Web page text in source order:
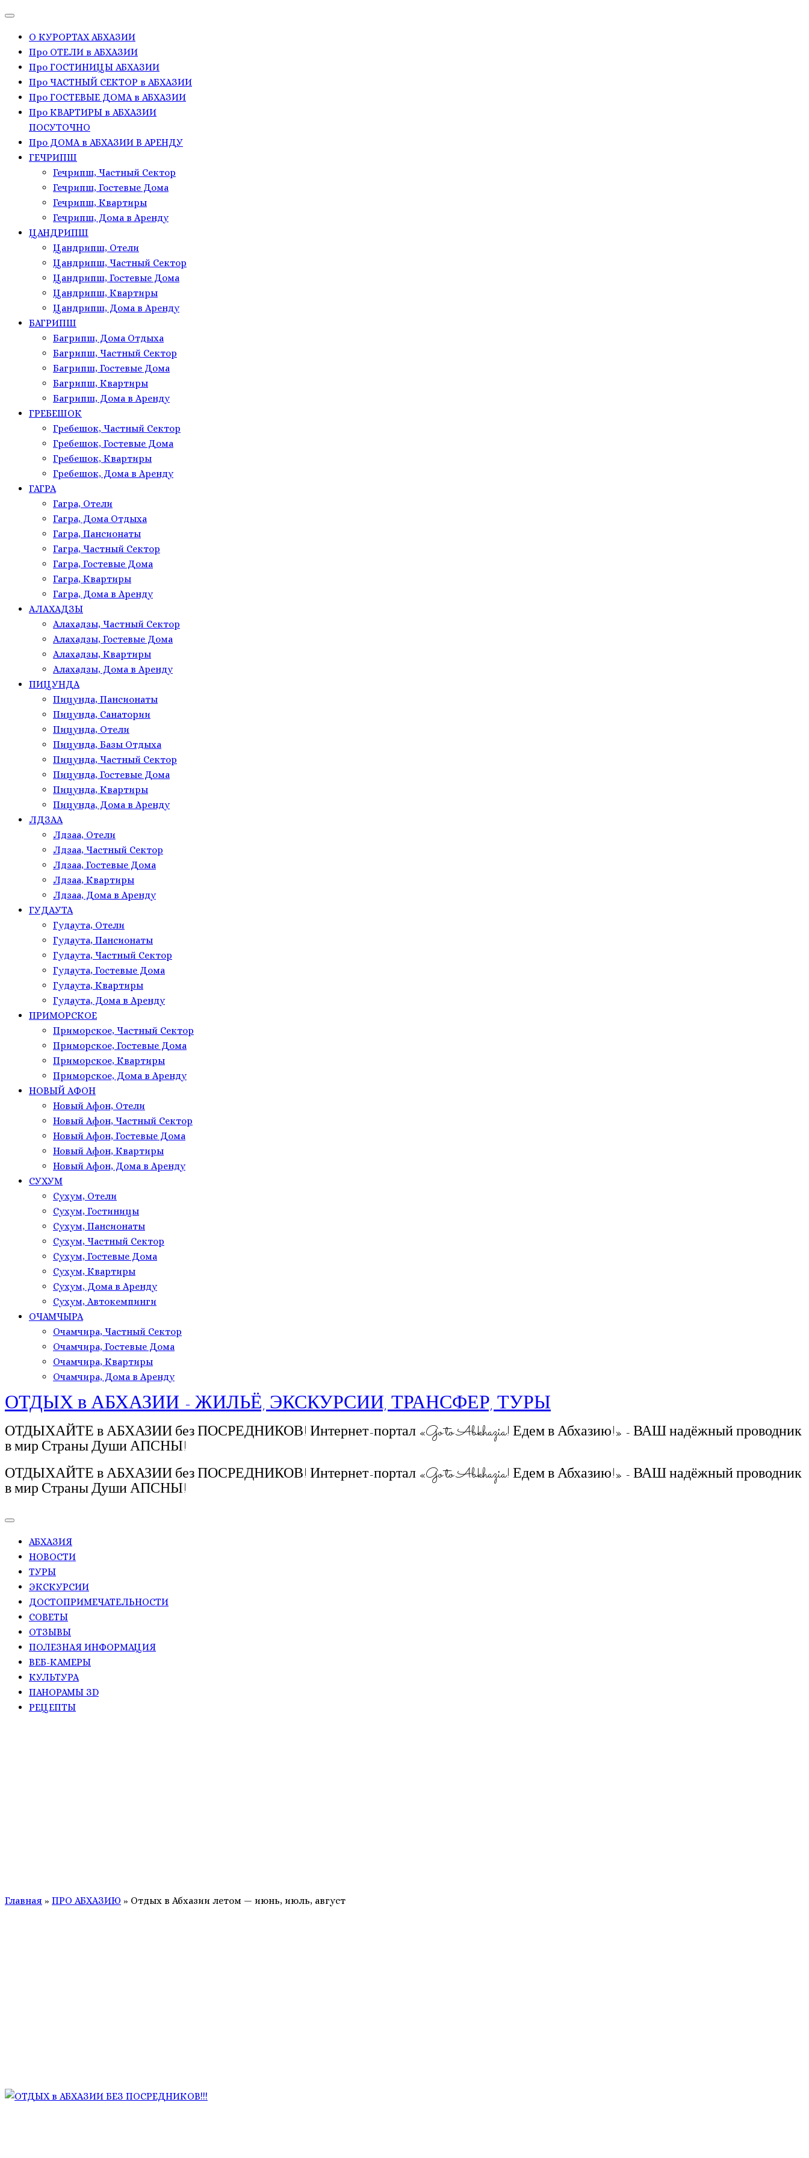
О КУРОРТАХ АБХАЗИИ
Про ОТЕЛИ в АБХАЗИИ
Про ГОСТИНИЦЫ АБХАЗИИ
Про ЧАСТНЫЙ СЕКТОР в АБХАЗИИ
Про ГОСТЕВЫЕ ДОМА в АБХАЗИИ
Про КВАРТИРЫ в АБХАЗИИ
ПОСУТОЧНО
Про ДОМА в АБХАЗИИ В АРЕНДУ
ГЕЧРИПШ
Гечрипш, Частный Сектор
Гечрипш, Гостевые Дома
Гечрипш, Квартиры
Гечрипш, Дома в Аренду
ЦАНДРИПШ
Цандрипш, Отели
Цандрипш, Частный Сектор
Цандрипш, Гостевые Дома
Цандрипш, Квартиры
Цандрипш, Дома в Аренду
БАГРИПШ
Багрипш, Дома Отдыха
Багрипш, Частный Сектор
Багрипш, Гостевые Дома
Багрипш, Квартиры
Багрипш, Дома в Аренду
ГРЕБЕШОК
Гребешок, Частный Сектор
Гребешок, Гостевые Дома
Гребешок, Квартиры
Гребешок, Дома в Аренду
ГАГРА
Гагра, Отели
Гагра, Дома Отдыха
Гагра, Пансионаты
Гагра, Частный Сектор
Гагра, Гостевые Дома
Гагра, Квартиры
Гагра, Дома в Аренду
АЛАХАДЗЫ
Алахадзы, Частный Сектор
Алахадзы, Гостевые Дома
Алахадзы, Квартиры
Алахадзы, Дома в Аренду
ПИЦУНДА
Пицунда, Пансионаты
Пицунда, Санатории
Пицунда, Отели
Пицунда, Базы Отдыха
Пицунда, Частный Сектор
Пицунда, Гостевые Дома
Пицунда, Квартиры
Пицунда, Дома в Аренду
ЛДЗАА
Лдзаа, Отели
Лдзаа, Частный Сектор
Лдзаа, Гостевые Дома
Лдзаа, Квартиры
Лдзаа, Дома в Аренду
ГУДАУТА
Гудаута, Отели
Гудаута, Пансионаты
Гудаута, Частный Сектор
Гудаута, Гостевые Дома
Гудаута, Квартиры
Гудаута, Дома в Аренду
ПРИМОРСКОЕ
Приморское, Частный Сектор
Приморское, Гостевые Дома
Приморское, Квартиры
Приморское, Дома в Аренду
НОВЫЙ АФОН
Новый Афон, Отели
Новый Афон, Частный Сектор
Новый Афон, Гостевые Дома
Новый Афон, Квартиры
Новый Афон, Дома в Аренду
СУХУМ
Сухум, Отели
Сухум, Гостиницы
Сухум, Пансионаты
Сухум, Частный Сектор
Сухум, Гостевые Дома
Сухум, Квартиры
Сухум, Дома в Аренду
Сухум, Автокемпинги
ОЧАМЧЫРА
Очамчира, Частный Сектор
Очамчира, Гостевые Дома
Очамчира, Квартиры
Очамчира, Дома в Аренду
ОТДЫХ в АБХАЗИИ - ЖИЛЬЁ, ЭКСКУРСИИ, ТРАНСФЕР, ТУРЫ
ОТДЫХАЙТЕ в АБХАЗИИ без ПОСРЕДНИКОВ! Интернет-портал «Go to Abkhazia! Едем в Абхазию!» - ВАШ надёжный проводник
в мир Страны Души АПСНЫ!
ОТДЫХАЙТЕ в АБХАЗИИ без ПОСРЕДНИКОВ! Интернет-портал «Go to Abkhazia! Едем в Абхазию!» - ВАШ надёжный проводник
в мир Страны Души АПСНЫ!
АБХАЗИЯ
НОВОСТИ
ТУРЫ
ЭКСКУРСИИ
ДОСТОПРИМЕЧАТЕЛЬНОСТИ
СОВЕТЫ
ОТЗЫВЫ
ПОЛЕЗНАЯ ИНФОРМАЦИЯ
ВЕБ-КАМЕРЫ
КУЛЬТУРА
ПАНОРАМЫ ЗD
РЕЦЕПТЫ
Главная » ПРО АБХАЗИЮ » Отдых в Абхазии летом — июнь, июль, август